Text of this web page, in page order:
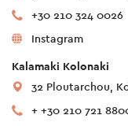
+30 210 324 0026
Instagram
Kalamaki Kolonaki
32 Ploutarchou,
+ +30 210 721